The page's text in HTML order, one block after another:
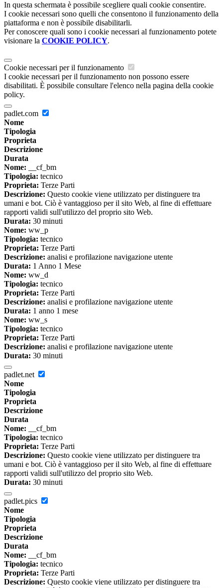
In questa schermata è possibile scegliere quali cookie consentire.
I cookie necessari sono quelli che consentono il funzionamento della
piattaforma e non è possibile disabilitarli.
Per conoscere quali sono i cookie necessari al funzionamento potete
visionare la COOKIE POLICY.
Cookie necessari per il funzionamento
I cookie necessari per il funzionamento non possono essere
disabilitati. È possibile consultare l'elenco nella pagina della cookie
policy.
padlet.com
Nome
Tipologia
Proprieta
Descrizione
Durata
Nome: __cf_bm
Tipologia: tecnico
Proprieta: Terze Parti
Descrizione: Questo cookie viene utilizzato per distinguere tra
umani e bot. Ciò è vantaggioso per il sito Web, al fine di effettuare
rapporti validi sull'utilizzo del proprio sito Web.
Durata: 30 minuti
Nome: ww_p
Tipologia: tecnico
Proprieta: Terze Parti
Descrizione: analisi e profilazione navigazione utente
Durata: 1 Anno 1 Mese
Nome: ww_d
Tipologia: tecnico
Proprieta: Terze Parti
Descrizione: analisi e profilazione navigazione utente
Durata: 1 anno 1 mese
Nome: ww_s
Tipologia: tecnico
Proprieta: Terze Parti
Descrizione: analisi e profilazione navigazione utente
Durata: 30 minuti
padlet.net
Nome
Tipologia
Proprieta
Descrizione
Durata
Nome: __cf_bm
Tipologia: tecnico
Proprieta: Terze Parti
Descrizione: Questo cookie viene utilizzato per distinguere tra
umani e bot. Ciò è vantaggioso per il sito Web, al fine di effettuare
rapporti validi sull'utilizzo del proprio sito Web.
Durata: 30 minuti
padlet.pics
Nome
Tipologia
Proprieta
Descrizione
Durata
Nome: __cf_bm
Tipologia: tecnico
Proprieta: Terze Parti
Descrizione: Questo cookie viene utilizzato per distinguere tra